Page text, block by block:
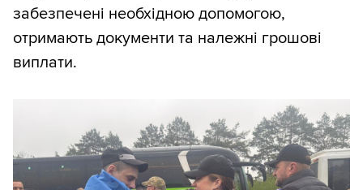
забезпечені необхідною допомогою,
отримають документи та належні грошові
виплати.